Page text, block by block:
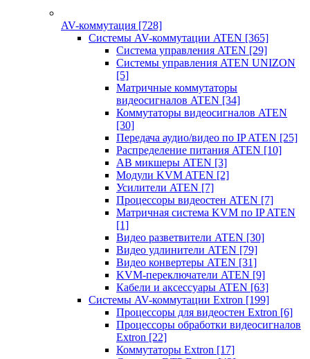
AV-коммутация [728]
Системы AV-коммутации ATEN [365]
Система управления ATEN [29]
Системы управления ATEN UNIZON
[5]
Матричные коммутаторы
видеосигналов ATEN [34]
Коммутаторы видеосигналов ATEN
[30]
Передача аудио/видео по IP ATEN [25]
Распределение питания ATEN [10]
АВ микшеры ATEN [3]
Модули KVM ATEN [2]
Усилители ATEN [7]
Процессоры видеостен ATEN [7]
Матричная система KVM по IP ATEN
[1]
Видео разветвители ATEN [30]
Видео удлинители ATEN [79]
Видео конвертеры ATEN [31]
KVM-переключатели ATEN [9]
Кабели и аксессуары ATEN [63]
Системы AV-коммутации Extron [199]
Процессоры для видеостен Extron [6]
Процессоры обработки видеосигналов
Extron [22]
Коммутаторы Extron [17]